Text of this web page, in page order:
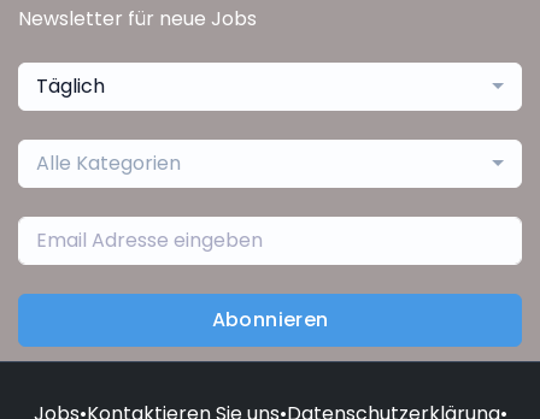
Newsletter für neue Jobs
Täglich
Alle Kategorien
Abonnieren
Jobs•Kontaktieren Sie uns•Datenschutzerklärung•